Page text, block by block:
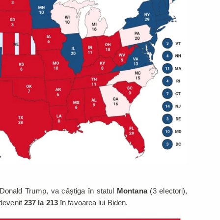
Trump, va câștiga în statul Montana (3 electori),
237 la 213în favoarea lui Biden.